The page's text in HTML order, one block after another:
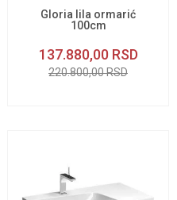
Gloria lila ormarić
100cm
137.880,00 RSD
220.800,00RSD